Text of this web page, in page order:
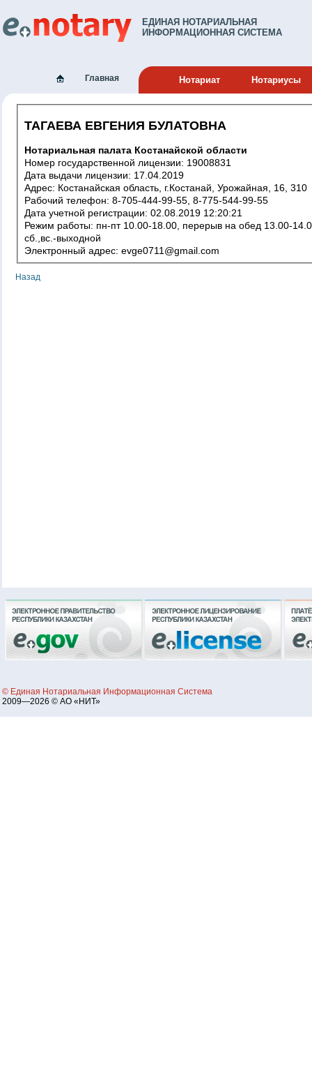
ЕДИНАЯ НОТАРИАЛЬНАЯ
ИНФОРМАЦИОННАЯ СИСТЕМА
Главная Нотариат Нотариусы
ТАГАЕВА ЕВГЕНИЯ БУЛАТОВНА
Нотариальная палата Костанайской области
Номер государственной лицензии: 19008831
Дата выдачи лицензии: 17.04.2019
Адрес: Костанайская область, г.Костанай, Урожайная, 16, 310
Рабочий телефон: 8-705-444-99-55, 8-775-544-99-55
Дата учетной регистрации: 02.08.2019 12:20:21
Режим работы: пн-пт 10.00-18.00, перерыв на обед 13.00-14.00,
сб.,вс.-выходной
Электронный адрес: evge0711@gmail.com
Назад
© Единая Нотариальная Информационная Система
2009—2026 © АО «НИТ»